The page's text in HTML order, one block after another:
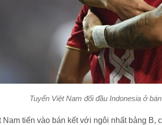
Tuyển Việt Nam đối đầu Indonesia ở
Nam tiến vào bán kết với ngôi nhất bảng